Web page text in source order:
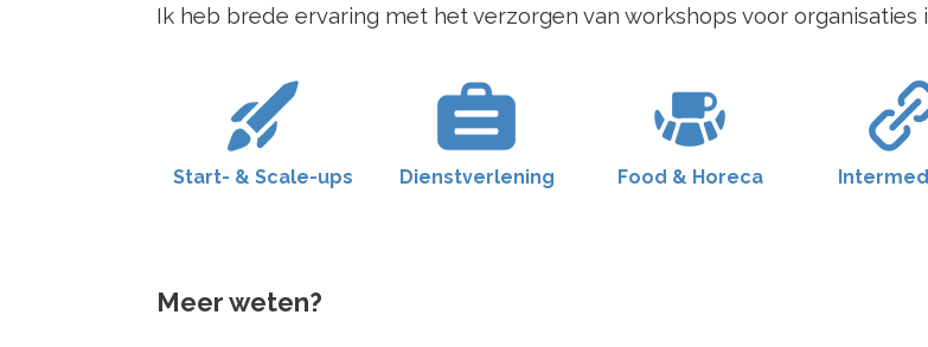
Ik heb brede ervaring met het verzorgen van workshops voor organisaties
Start- & Scale-ups Dienstverlening Food & Horeca
Meer weten?